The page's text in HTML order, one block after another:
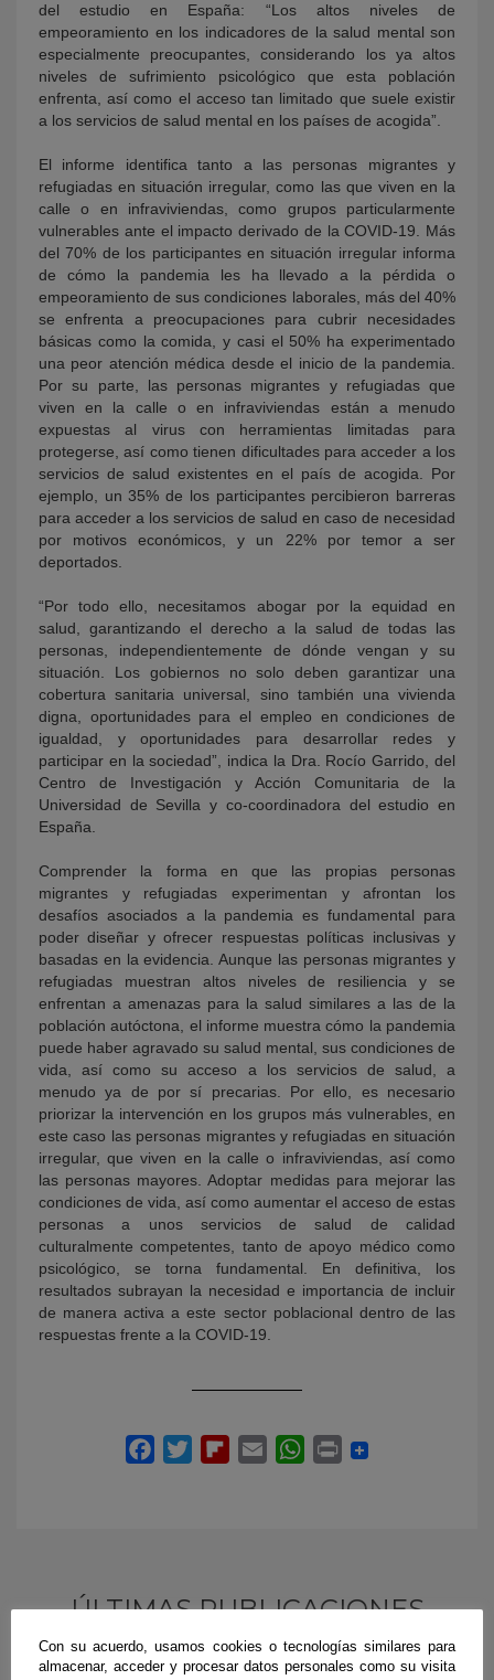
del estudio en España: “Los altos niveles de
empeoramiento en los indicadores de la salud mental son
especialmente preocupantes, considerando los ya altos
niveles de sufrimiento psicológico que esta población
enfrenta, así como el acceso tan limitado que suele existir
a los servicios de salud mental en los países de acogida”.
El informe identifica tanto a las personas migrantes y
refugiadas en situación irregular, como las que viven en la
calle o en infraviviendas, como grupos particularmente
vulnerables ante el impacto derivado de la COVID-19. Más
del 70% de los participantes en situación irregular informa
de cómo la pandemia les ha llevado a la pérdida o
empeoramiento de sus condiciones laborales, más del 40%
se enfrenta a preocupaciones para cubrir necesidades
básicas como la comida, y casi el 50% ha experimentado
una peor atención médica desde el inicio de la pandemia.
Por su parte, las personas migrantes y refugiadas que
viven en la calle o en infraviviendas están a menudo
expuestas al virus con herramientas limitadas para
protegerse, así como tienen dificultades para acceder a los
servicios de salud existentes en el país de acogida. Por
ejemplo, un 35% de los participantes percibieron barreras
para acceder a los servicios de salud en caso de necesidad
por motivos económicos, y un 22% por temor a ser
deportados.
“Por todo ello, necesitamos abogar por la equidad en
salud, garantizando el derecho a la salud de todas las
personas, independientemente de dónde vengan y su
situación. Los gobiernos no solo deben garantizar una
cobertura sanitaria universal, sino también una vivienda
digna, oportunidades para el empleo en condiciones de
igualdad, y oportunidades para desarrollar redes y
participar en la sociedad”, indica la Dra. Rocío Garrido, del
Centro de Investigación y Acción Comunitaria de la
Universidad de Sevilla y co-coordinadora del estudio en
España.
Comprender la forma en que las propias personas
migrantes y refugiadas experimentan y afrontan los
desafíos asociados a la pandemia es fundamental para
poder diseñar y ofrecer respuestas políticas inclusivas y
basadas en la evidencia. Aunque las personas migrantes y
refugiadas muestran altos niveles de resiliencia y se
enfrentan a amenazas para la salud similares a las de la
población autóctona, el informe muestra cómo la pandemia
puede haber agravado su salud mental, sus condiciones de
vida, así como su acceso a los servicios de salud, a
menudo ya de por sí precarias. Por ello, es necesario
priorizar la intervención en los grupos más vulnerables, en
este caso las personas migrantes y refugiadas en situación
irregular, que viven en la calle o infraviviendas, así como
las personas mayores. Adoptar medidas para mejorar las
condiciones de vida, así como aumentar el acceso de estas
personas a unos servicios de salud de calidad
culturalmente competentes, tanto de apoyo médico como
psicológico, se torna fundamental. En definitiva, los
resultados subrayan la necesidad e importancia de incluir
de manera activa a este sector poblacional dentro de las
respuestas frente a la COVID-19.
ÚLTIMAS PUBLICACIONES
Con su acuerdo, usamos cookies o tecnologías similares para
almacenar, acceder y procesar datos personales como su visita